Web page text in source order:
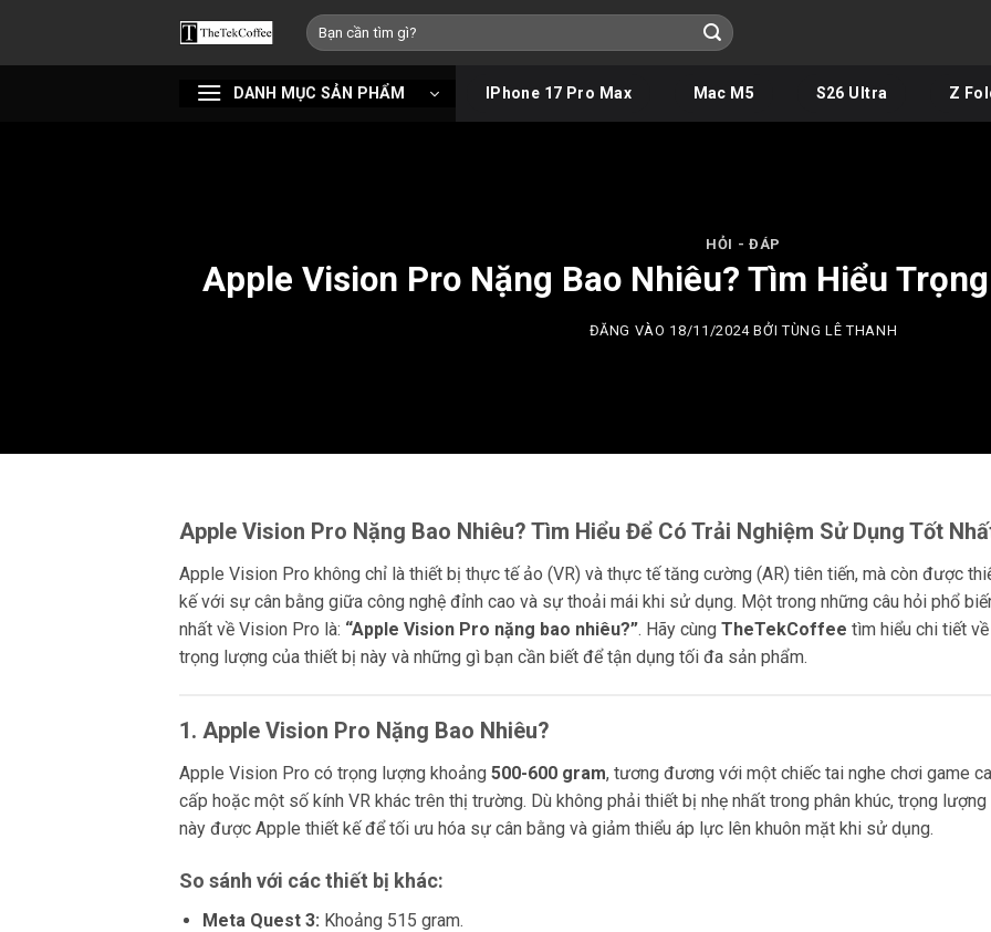
nội
Tìm
kiếm:
DANH MỤC SẢN PHẨM IPhone 17 Pro Max Mac M5 S26 Ultra Z
HỎI - ĐÁP
Apple Vision Pro Nặng Bao Nhiêu? Tìm Hiểu
ĐĂNG VÀO 18/11/2024 BỞITÙNG LÊ THANH
Apple Vision Pro Nặng Bao Nhiêu? Tìm Hiểu Để Có Trải Nghiệm Sử Dụng Tốt
Apple Vision Pro không chỉ là thiết bị thực tế ảo (VR) và thực tế tăng cường (AR) tiên tiến, mà còn được
kế với sự cân bằng giữa công nghệ đỉnh cao và sự thoải mái khi sử dụng. Một trong những câu hỏi phổ
nhất về Vision Pro là: “Apple Vision Pro nặng bao nhiêu?”. Hãy cùng TheTekCoffee tìm hiểu chi tiết về
trọng lượng của thiết bị này và những gì bạn cần biết để tận dụng tối đa sản phẩm.
1. Apple Vision Pro Nặng Bao Nhiêu?
Apple Vision Pro có trọng lượng khoảng 500-600 gram, tương đương với một chiếc tai nghe chơi game
cấp hoặc một số kính VR khác trên thị trường. Dù không phải thiết bị nhẹ nhất trong phân khúc, trọng lượng
này được Apple thiết kế để tối ưu hóa sự cân bằng và giảm thiểu áp lực lên khuôn mặt khi sử dụng.
So sánh với các thiết bị khác:
Meta Quest 3: Khoảng 515 gram.